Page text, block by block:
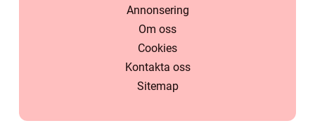
Annonsering
Om oss
Cookies
Kontakta oss
Sitemap